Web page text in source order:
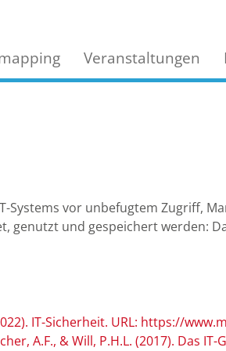
Veranstaltungen
Systems vor unbefugtem Zugriff,
genutzt und gespeichert werden: